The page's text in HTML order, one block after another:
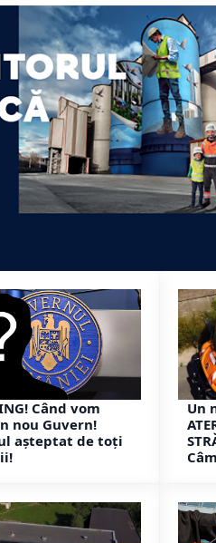
Când vom
nou Guvern!
așteptat de toți
Un